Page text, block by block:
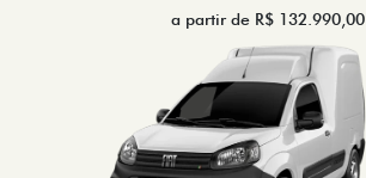
a partir de R$ 132.990,00